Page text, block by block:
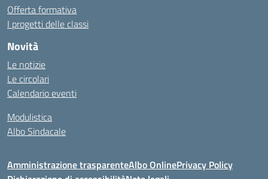
Offerta formativa
I progetti delle classi
Novità
Le notizie
Le circolari
Calendario eventi
Modulistica
Albo Sindacale
Amministrazione trasparenteAlbo OnlinePrivacy Policy